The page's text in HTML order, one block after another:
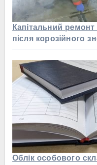
Капітальний
після корозійного
Облік особового